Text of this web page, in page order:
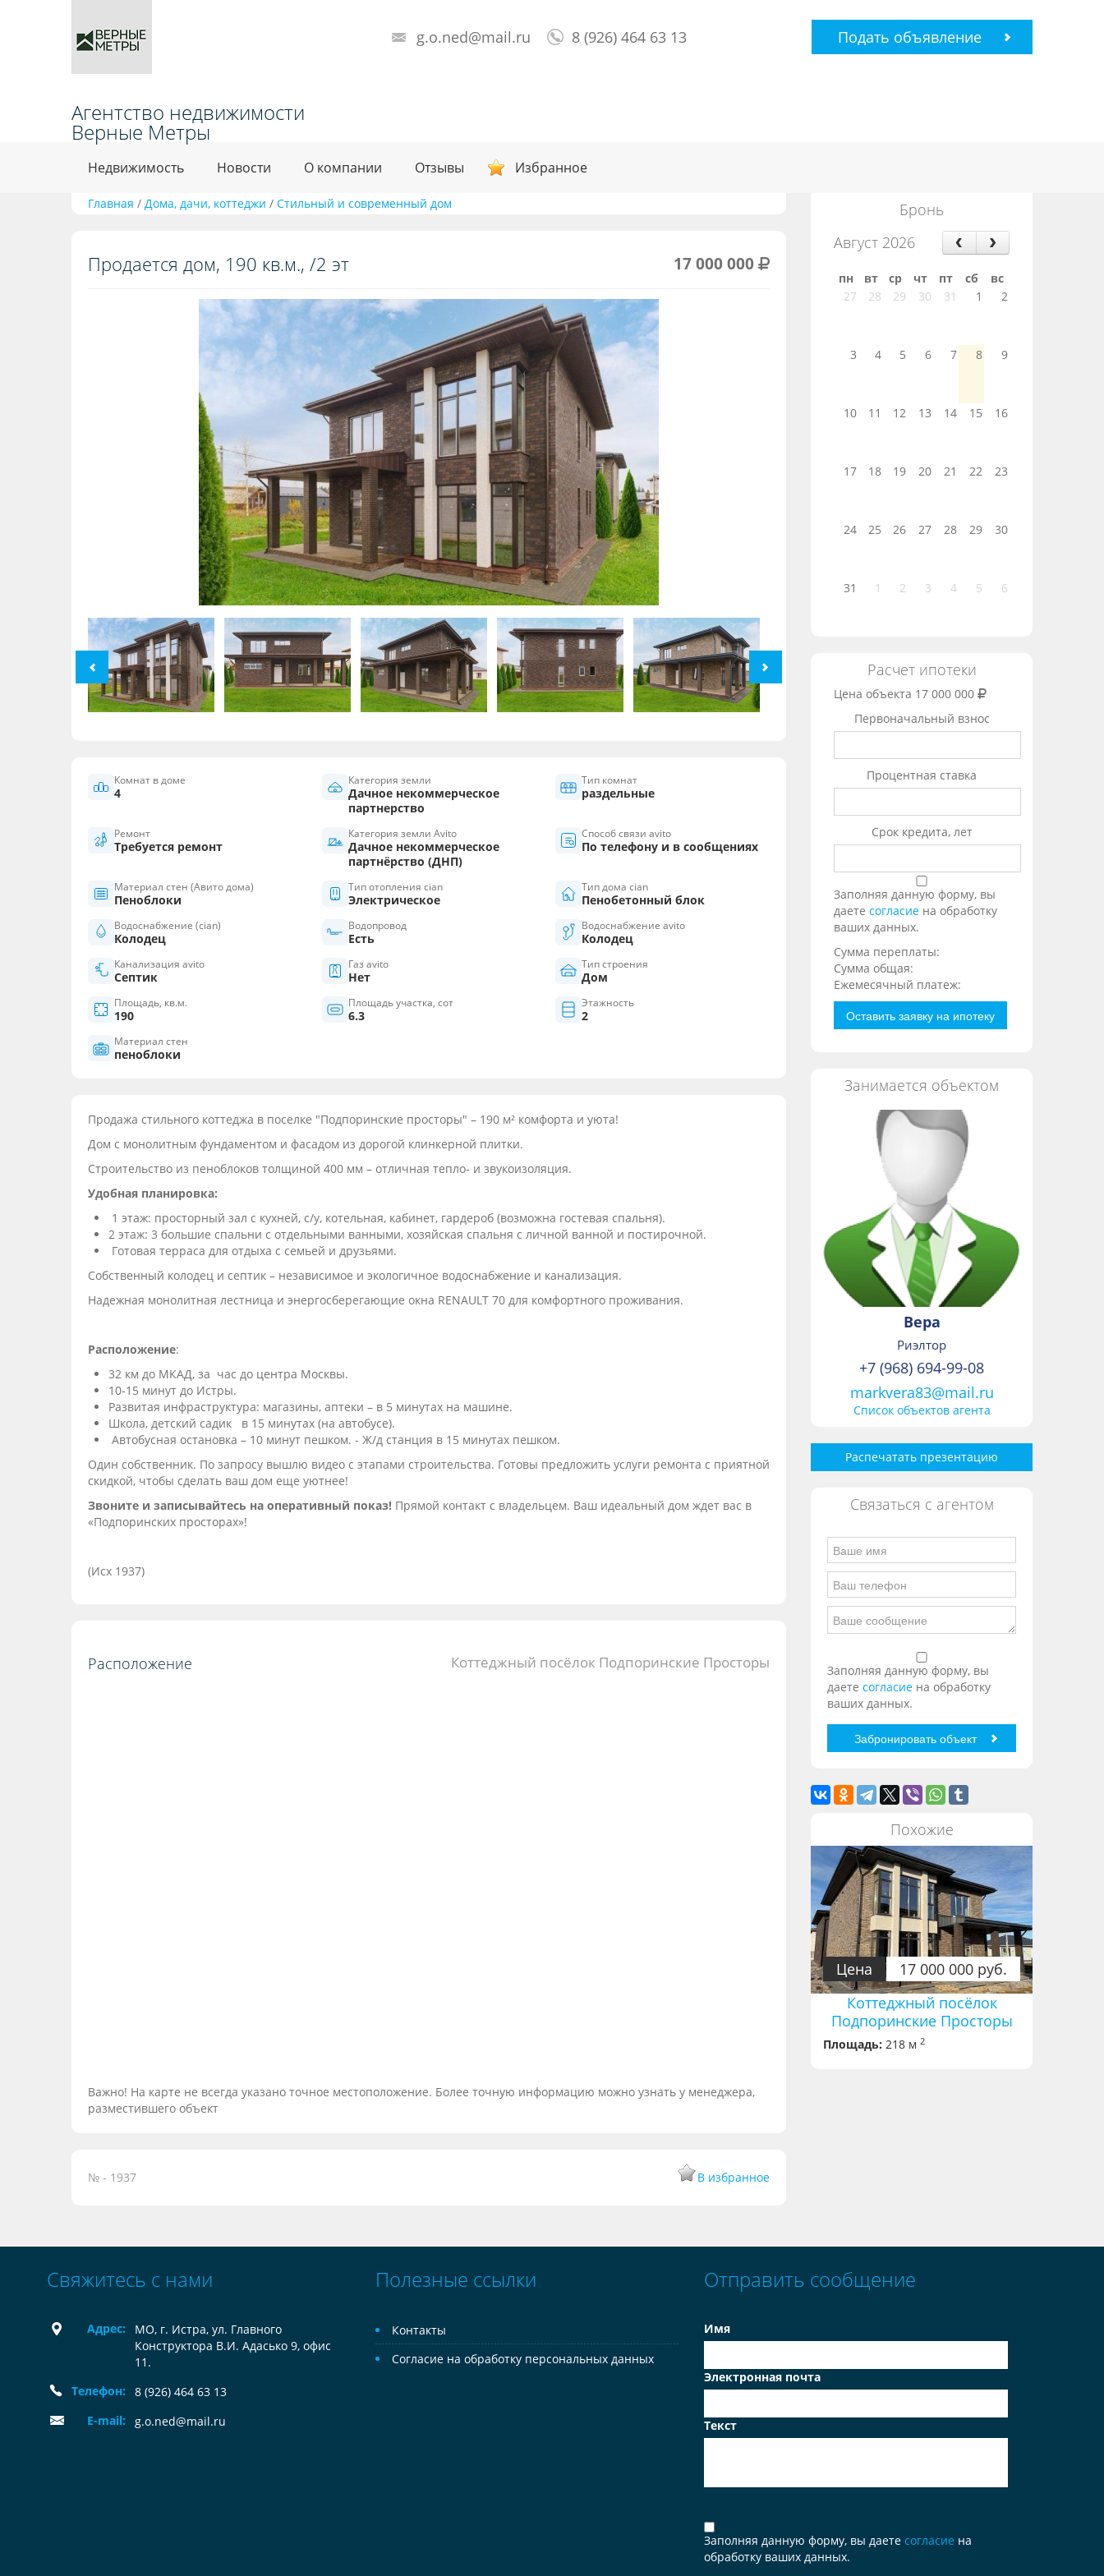
Агентство недвижимости
Верные Метры
g.o.ned@mail.ru 8 (926) 464 63 13 Подать объявление
Недвижимость Новости О компании Отзывы Избранное
Главная / Дома, дачи, коттеджи / Стильный и современный дом
Продается дом, 190 кв.м., /2 эт 17 000 000
Комнат в доме
4
Категория земли
Дачное некоммерческое
партнерство
Тип комнат
раздельные
Ремонт
Требуется ремонт
Категория земли Avito
Дачное некоммерческое
партнёрство (ДНП)
Способ связи avito
По телефону и в сообщениях
Материал стен (Авито дома)
Пеноблоки
Тип отопления cian
Электрическое
Тип дома cian
Пенобетонный блок
Водоснабжение (cian)
Колодец
Водопровод
Есть
Водоснабжение avito
Колодец
Канализация avito
Септик
Газ avito
Нет
Тип строения
Дом
Площадь, кв.м.
190
Площадь участка, сот
6.3
Этажность
2
Материал стен
пеноблоки
Продажа стильного коттеджа в поселке "Подпоринские просторы" – 190 м² комфорта и уюта!
Дом с монолитным фундаментом и фасадом из дорогой клинкерной плитки.
Строительство из пеноблоков толщиной 400 мм – отличная тепло- и звукоизоляция.
Удобная планировка:
1 этаж: просторный зал с кухней, с/у, котельная, кабинет, гардероб (возможна гостевая спальня).
2 этаж: 3 большие спальни с отдельными ванными, хозяйская спальня с личной ванной и постирочной.
Готовая терраса для отдыха с семьей и друзьями.
Собственный колодец и септик – независимое и экологичное водоснабжение и канализация.
Надежная монолитная лестница и энергосберегающие окна RENAULT 70 для комфортного проживания.
Расположение:
32 км до МКАД, за час до центра Москвы.
10-15 минут до Истры.
Развитая инфраструктура: магазины, аптеки – в 5 минутах на машине.
Школа, детский садик в 15 минутах (на автобусе).
Автобусная остановка – 10 минут пешком. - Ж/д станция в 15 минутах пешком.
Один собственник. По запросу вышлю видео с этапами строительства. Готовы предложить услуги ремонта с приятной
скидкой, чтобы сделать ваш дом еще уютнее!
Звоните и записывайтесь на оперативный показ! Прямой контакт с владельцем. Ваш идеальный дом ждет вас в
«Подпоринских просторах»!
(Исх 1937)
Расположение Коттеджный посёлок Подпоринские Просторы
Важно! На карте не всегда указано точное местоположение. Более точную информацию можно узнать у менеджера,
разместившего объект
№ - 1937 В избранное
Бронь
Август 2026
пн вт ср чт пт сб
вс
27
28 29 30 31 1 2
3 4 5 6 7 8 9
10 11 12 13 14 15 16
17 18 19 20 21 22 23
24 25 26 27 28 29 30
31 1 2 3 4 5 6
Расчет ипотеки
Цена объекта 17 000 000
Первоначальный взнос
Процентная ставка
Срок кредита, лет
Заполняя данную форму, вы
даете согласие на обработку
ваших данных.
Сумма переплаты:
Сумма общая:
Ежемесячный платеж:
Оставить заявку на ипотеку
Занимается объектом
Вера
Риэлтор
+7 (968) 694-99-08
markvera83@mail.ru
Список объектов агента
Распечатать презентацию
Связаться с агентом
Заполняя данную форму, вы
даете согласие на обработку
ваших данных.
Похожие
17 000 000 руб.
Цена
Коттеджный посёлок
Подпоринские Просторы
Площадь: 218 м 2
Свяжитесь с нами
Адрес:
МО, г. Истра, ул. Главного
Конструктора В.И. Адасько 9, офис
11.
Телефон:
8 (926) 464 63 13
E-mail:
g.o.ned@mail.ru
Полезные ссылки
Контакты
Согласие на обработку персональных данных
Отправить сообщение
Имя
Электронная почта
Текст
Заполняя данную форму, вы даете согласие на
обработку ваших данных.